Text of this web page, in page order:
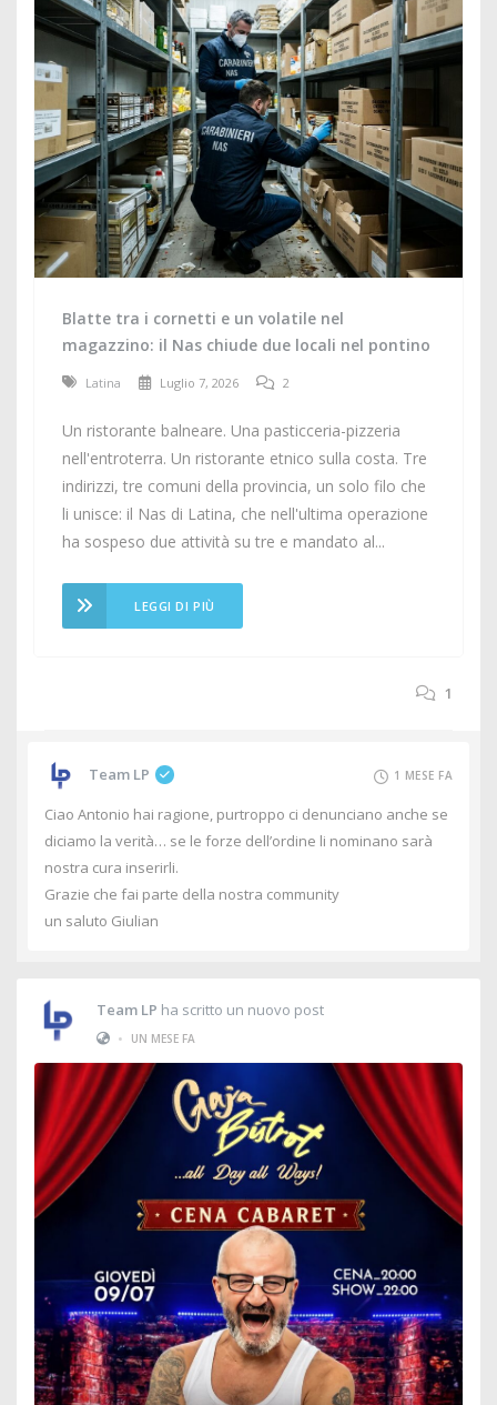
Blatte tra i cornetti e un volatile nel
magazzino: il Nas chiude due locali nel pontino
Latina Luglio 7, 2026 2
Un ristorante balneare. Una pasticceria-pizzeria
nell'entroterra. Un ristorante etnico sulla costa. Tre
indirizzi, tre comuni della provincia, un solo filo che
li unisce: il Nas di Latina, che nell'ultima operazione
ha sospeso due attività su tre e mandato al...
LEGGI DI PIÙ
1
Team LP 1 MESE FA
Ciao Antonio hai ragione, purtroppo ci denunciano anche se
diciamo la verità… se le forze dell’ordine li nominano sarà
nostra cura inserirli.
Grazie che fai parte della nostra community
un saluto Giulian
Team LP ha scritto un nuovo post
•
UN MESE FA